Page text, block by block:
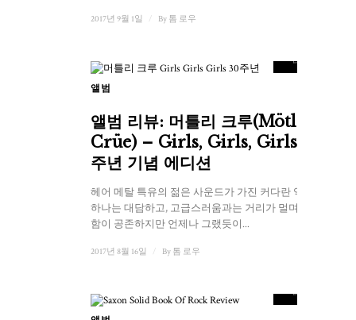
2017년 9월 1일 By 톰 로우
점수
앨범
앨범 리뷰: 머틀리 크루(Mötley
Crüe) – Girls, Girls, Girls 30
주년 기념 에디션
헤어 메탈 특유의 젊은 사운드가 가진 커다란 역설 중
하나는 대담하고, 고급스러움과는 거리가 멀며, 유쾌
함이 공존하지만 언제나 그랬듯이...
2017년 8월 16일 By 톰 로우
점수